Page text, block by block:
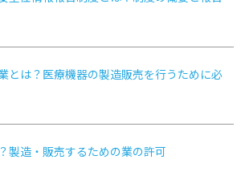
とは？医療機器の製造販売を行うために必
製造・販売するための業の許可